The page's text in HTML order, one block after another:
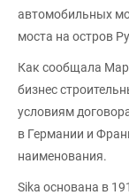
автомобильных
моста на остров
Как сообщала
бизнес
условиям
в Германии и
наименования.
Sika основана в